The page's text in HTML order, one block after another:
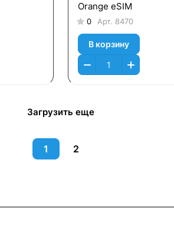
Orange eSIM
0 Арт. 8470
В корзину
Загрузить еще
1 2